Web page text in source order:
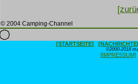
© 2004 Camping-Channel
[STARTSEITE]
©2000-2018
[IMPRESSUM]